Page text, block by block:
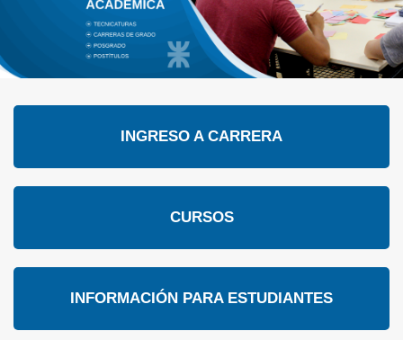
INGRESO A CARRERA
CURSOS
INFORMACIÓN PARA ESTUDIANTES